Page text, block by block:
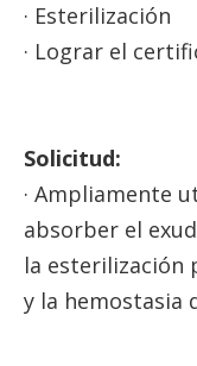
· Esterilización
· Lograr el
Solicitud:
· Ampliamente
absorber el
la esterilización
y la hemostasia